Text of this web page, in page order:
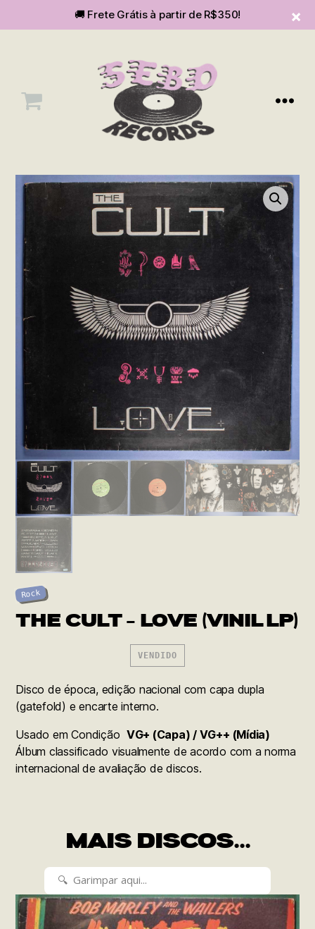
🚚 Frete Grátis à partir de R$350!
Rock
THE CULT – LOVE (VINIL LP)
VENDIDO
Disco de época, edição nacional com capa dupla
(gatefold) e encarte interno.
Usado em Condição VG+ (Capa) / VG++ (Mídia)
Álbum classificado visualmente de acordo com a norma
internacional de avaliação de discos.
MAIS DISCOS...